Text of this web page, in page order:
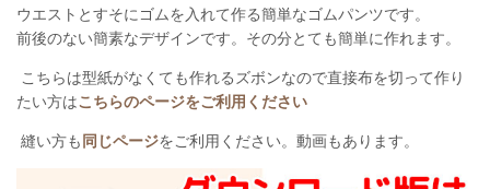
ウエストとすそにゴムを入れて作る簡単なゴムパンツです。
前後のない簡素なデザインです。その分とても簡単に作れます。
こちらは型紙がなくても作れるズボンなので直接布を切って作り
たい方はこちらのページをご利用ください
縫い方も同じページをご利用ください。動画もあります。